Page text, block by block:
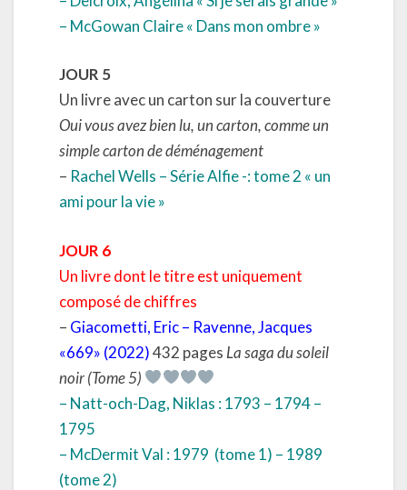
– McGowan Claire « Dans mon ombre »
JOUR 5
Un livre avec un carton sur la couverture
Oui vous avez bien lu, un carton, comme un
simple carton de déménagement
– Rachel Wells – Série Alfie -: tome 2 « un
ami pour la vie »
JOUR 6
Un livre dont le titre est uniquement
composé de chiffres
– Giacometti, Eric – Ravenne, Jacques
«669» (2022)432 pages La saga du soleil
noir (Tome 5)
– Natt-och-Dag, Niklas : 1793 – 1794 –
1795
– McDermit Val : 1979 (tome 1) – 1989
(tome 2)